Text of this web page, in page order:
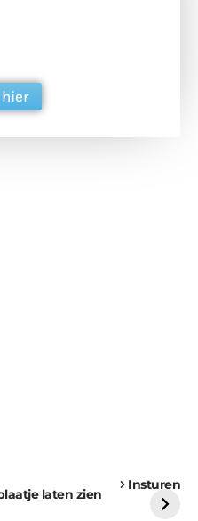
Insturen
laten zien
uitdaging